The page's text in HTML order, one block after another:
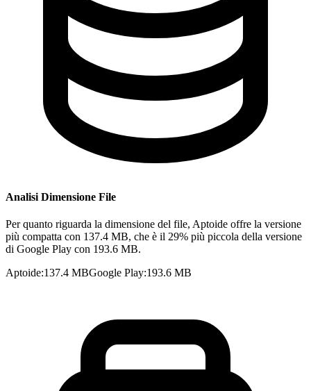
Analisi Dimensione File
Per quanto riguarda la dimensione del file, Aptoide offre la versione
più compatta con 137.4 MB, che è il 29% più piccola della versione
di Google Play con 193.6 MB.
Aptoide:137.4 MBGoogle Play:193.6 MB